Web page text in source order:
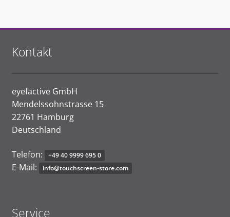
Kontakt
eyefactive GmbH
Mendelssohnstrasse 15
22761 Hamburg
Deutschland
Telefon: +49409999695 0
E-Mail: info@touchscreen-store.com
Service